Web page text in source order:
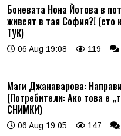
Боневата Нона Йотова в
живеят в тая София?! (ето
ТУК)
06 Aug 19:08 119
Маги Джанаварова:
(Потребители: Ако това е
СНИМКИ)
06 Aug 19:05 147